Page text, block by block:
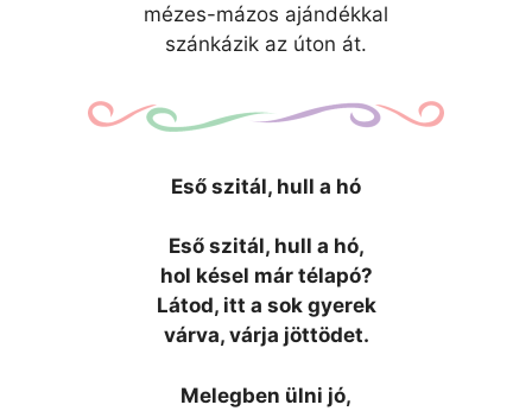
mézes-mázos ajándékkal
szánkázik az úton át.
Eső szitál, hull a hó
Eső szitál, hull a hó,
hol késel már télapó?
Látod, itt a sok gyerek
várva, várja jöttödet.
Melegben ülni jó,